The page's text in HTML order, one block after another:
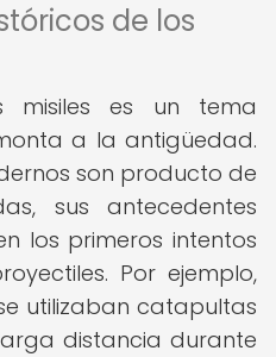
de los
misiles es un tema
a la antigüedad.
son producto de
sus antecedentes
los primeros intentos
Por ejemplo,
utilizaban catapultas
distancia durante